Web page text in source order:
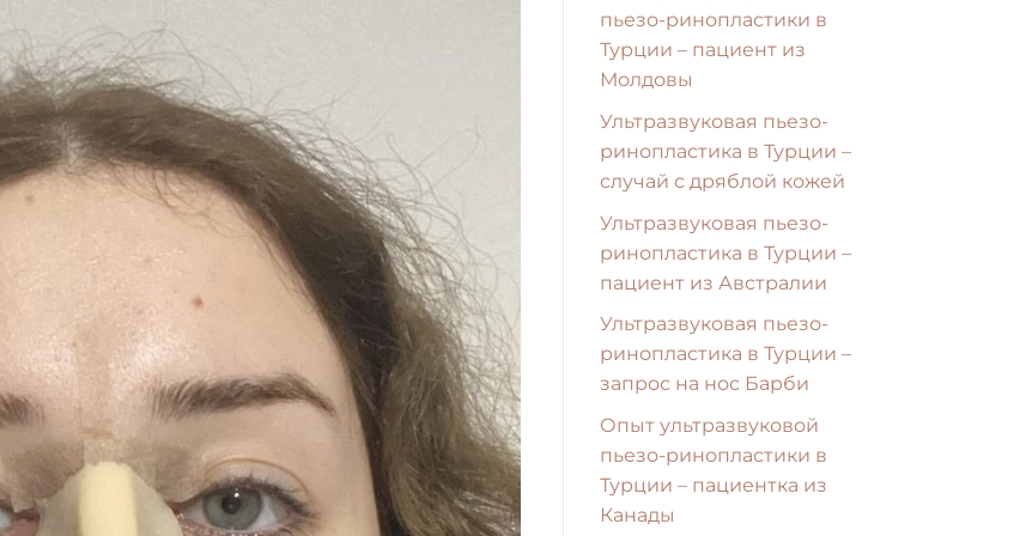
пьезо-ринопластики в
Турции – пациент из
Молдовы
Ультразвуковая пьезо-
ринопластика в Турции –
случай с дряблой кожей
Ультразвуковая пьезо-
ринопластика в Турции –
пациент из Австралии
Ультразвуковая пьезо-
ринопластика в Турции –
запрос на нос Барби
Опыт ультразвуковой
пьезо-ринопластики в
Турции – пациентка из
Канады